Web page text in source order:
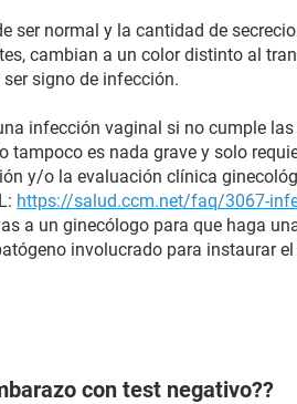
ser normal y la cantidad de
cambian a un color distinto al
signo de infección.
infección vaginal si no cumple
tampoco es nada grave y solo
y/o la evaluación clínica
https://salud.ccm.net/faq/3067-
a un ginecólogo para que haga
involucrado para instaurar
con test negativo??